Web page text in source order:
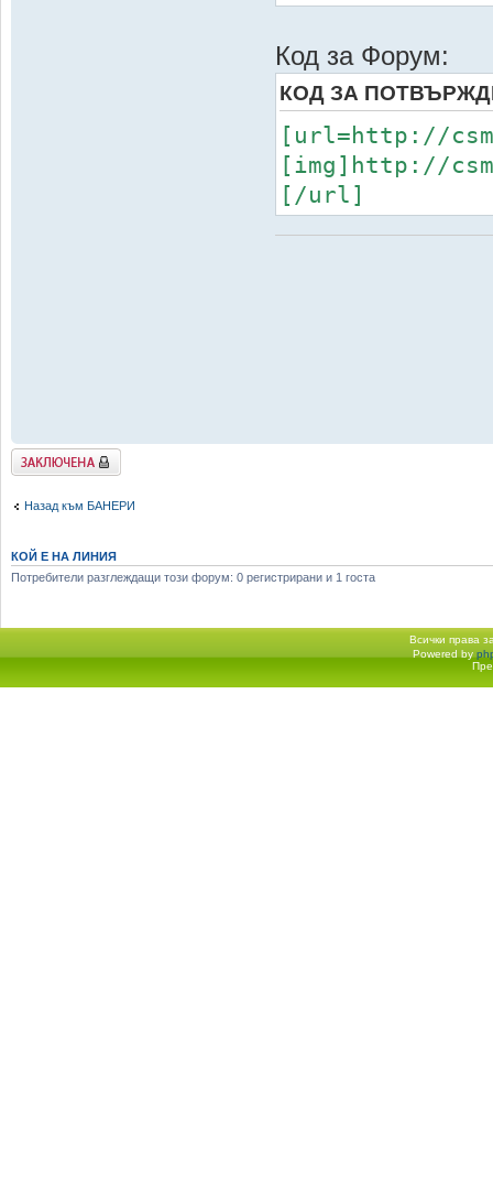
Код за Форум:
КОД ЗА
[url=http://
[img]http://
[/url]
Заключена
Назад към БАНЕРИ
КОЙ Е НА ЛИНИЯ
Потребители разглеждащи този форум: 0 регистрирани и 1 госта
Всички права
Начало форум Powered by